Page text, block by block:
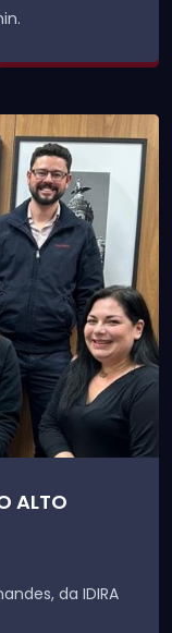
ALTO
da IDIRA